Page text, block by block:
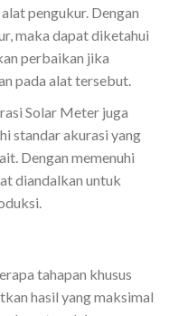
pengukur. Dengan
maka dapat diketahui
perbaikan jika
pada alat tersebut.
Solar Meter juga
standar akurasi yang
Dengan memenuhi
diandalkan untuk
tahapan khusus
hasil yang maksimal